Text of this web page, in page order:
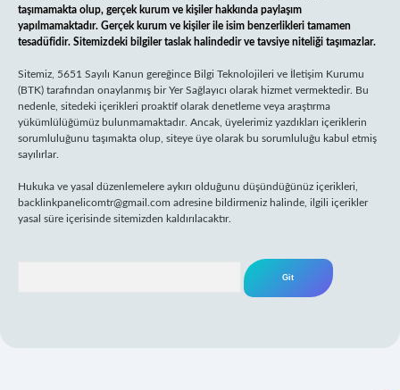
taşımamakta olup, gerçek kurum ve kişiler hakkında paylaşım
yapılmamaktadır. Gerçek kurum ve kişiler ile isim benzerlikleri tamamen
tesadüfidir. Sitemizdeki bilgiler taslak halindedir ve tavsiye niteliği taşımazlar.
Sitemiz, 5651 Sayılı Kanun gereğince Bilgi Teknolojileri ve İletişim Kurumu
(BTK) tarafından onaylanmış bir Yer Sağlayıcı olarak hizmet vermektedir. Bu
nedenle, sitedeki içerikleri proaktif olarak denetleme veya araştırma
yükümlülüğümüz bulunmamaktadır. Ancak, üyelerimiz yazdıkları içeriklerin
sorumluluğunu taşımakta olup, siteye üye olarak bu sorumluluğu kabul etmiş
sayılırlar.
Hukuka ve yasal düzenlemelere aykırı olduğunu düşündüğünüz içerikleri,
backlinkpanelicomtr@gmail.com adresine bildirmeniz halinde, ilgili içerikler
yasal süre içerisinde sitemizden kaldırılacaktır.